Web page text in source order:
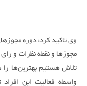
وی تاکید کرد: دوره
مجوزها و نقطه نظرات و
تلاش هستیم بهترین‌ها
واسطه فعالیت‌ این